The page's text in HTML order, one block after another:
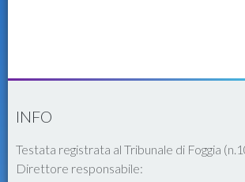
INFO
Testata registrata al Tribunale di Foggia
Direttore responsabile: